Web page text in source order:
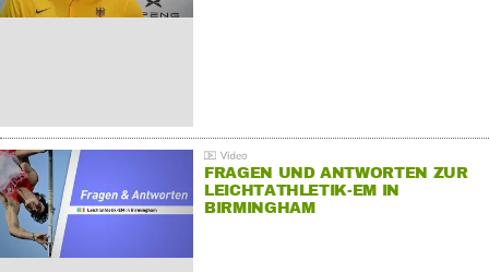
FRAGEN UND ANTWORTEN ZUR
LEICHTATHLETIK-EM IN
BIRMINGHAM